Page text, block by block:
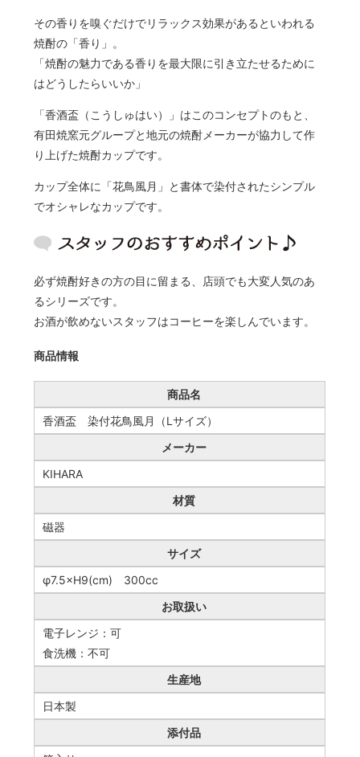
その香りを嗅ぐだけでリラックス効果があるといわれる
焼酎の「香り」。
「焼酎の魅力である香りを最大限に引き立たせるために
はどうしたらいいか」
「香酒盃（こうしゅはい）」はこのコンセプトのもと、
有田焼窯元グループと地元の焼酎メーカーが協力して作
り上げた焼酎カップです。
カップ全体に「花鳥風月」と書体で染付されたシンプル
でオシャレなカップです。
必ず焼酎好きの方の目に留まる、店頭でも大変人気のあ
るシリーズです。
お酒が飲めないスタッフはコーヒーを楽しんでいます。
商品情報
商品名
香酒盃 染付花鳥風月（Lサイズ）
メーカー
KIHARA
材質
磁器
サイズ
φ7.5×H9(cm) 300cc
お取扱い
電子レンジ：可
食洗機：不可
生産地
日本製
添付品